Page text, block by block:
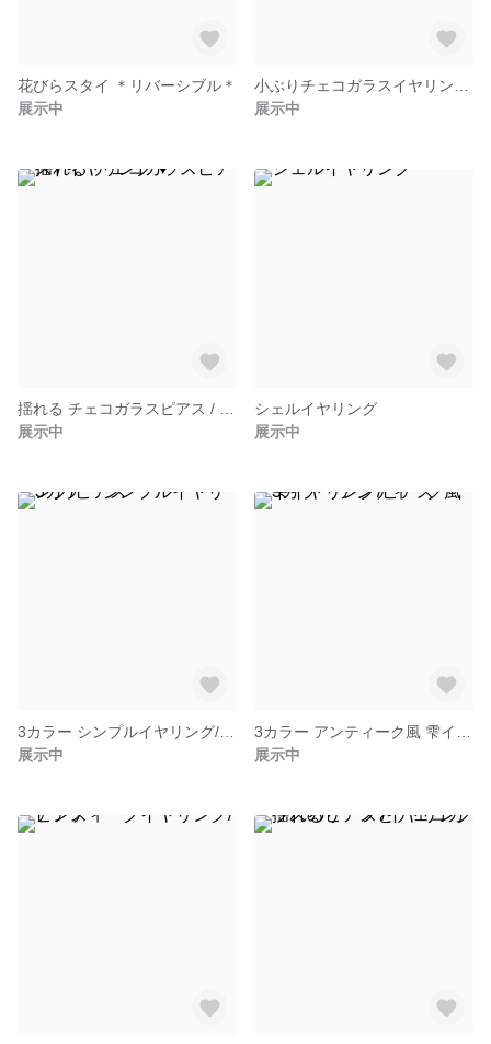
花びらスタイ ＊リバーシブル＊
展示中
展示中
展示中
シェルイヤリング
展示中
展示中
展示中